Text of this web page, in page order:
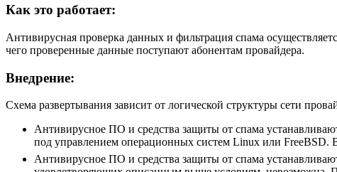
Как это работает:
Антивирусная проверка данных и фильтрация спама
чего проверенные данные поступают абонентам провайдера.
Внедрение:
Схема развертывания зависит от логической структуры сети
Антивирусное ПО и средства защиты от спама
под управлением операционных систем Linux или FreeBSD.
Антивирусное ПО и средства защиты от спама